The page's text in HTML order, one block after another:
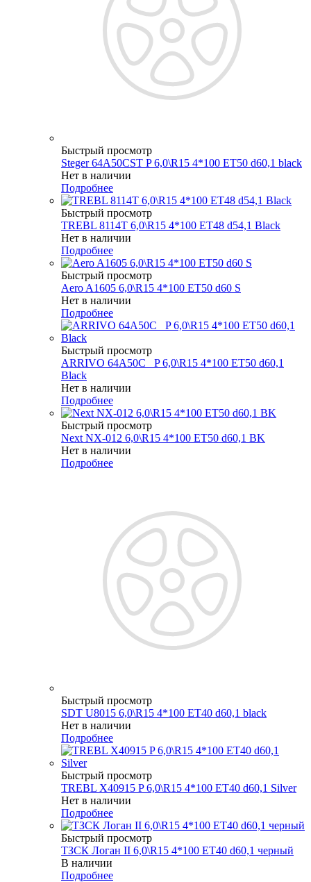
Быстрый просмотр
Steger 64A50CST P 6,0\R15 4*100 ET50 d60,1 black
Нет в наличии
Подробнее
Быстрый просмотр
TREBL 8114T 6,0\R15 4*100 ET48 d54,1 Black
Нет в наличии
Подробнее
Быстрый просмотр
Aero A1605 6,0\R15 4*100 ET50 d60 S
Нет в наличии
Подробнее
Быстрый просмотр
ARRIVO 64A50C _P 6,0\R15 4*100 ET50 d60,1
Black
Нет в наличии
Подробнее
Быстрый просмотр
Next NX-012 6,0\R15 4*100 ET50 d60,1 BK
Нет в наличии
Подробнее
Быстрый просмотр
SDT U8015 6,0\R15 4*100 ET40 d60,1 black
Нет в наличии
Подробнее
Быстрый просмотр
TREBL X40915 P 6,0\R15 4*100 ET40 d60,1 Silver
Нет в наличии
Подробнее
Быстрый просмотр
ТЗСК Логан II 6,0\R15 4*100 ET40 d60,1 черный
В наличии
Подробнее